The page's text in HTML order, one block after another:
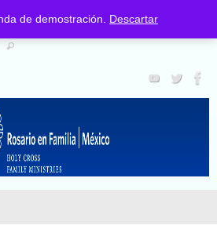
de demostración. Descartar
Catalogo de Materiales